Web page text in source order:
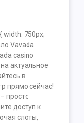
width: 750px;
Vavada
casino
актуальное
в
прямо сейчас!
просто
доступ к
слоты,